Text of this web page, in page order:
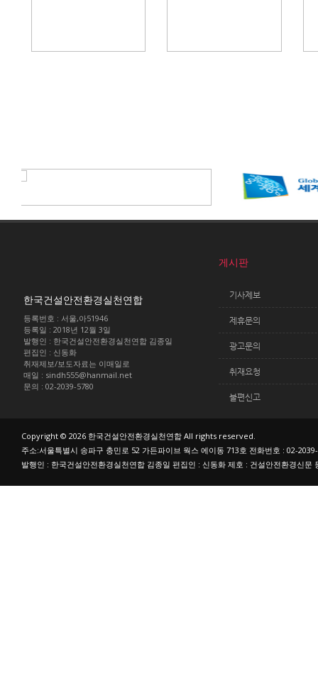
한국건설안전환경실천연합
등록번호 : 서울,아51946
등록일 : 2018년 12월 3일
발행인 : 한국건설안전환경실천연합 김종일
편집인 : 신동화
취재제보/보도자료는 이매일로
매일 : sindh555@hanmail.net
문의 : 02-2039-5780
게시판
기사제보
제휴문의
광고문의
취재요청
불편신고
Copyright © 2026 한국건설안전환경실천연합 All rights reserved.
주소:서울특별시 송파구 충민로 52 가든파이브 웍스 에이동 713호 전화번호 : 02-
발행인 : 한국건설안전환경실천연합 김종일 편집인 : 신동화 제호 : 건설안전환경신문